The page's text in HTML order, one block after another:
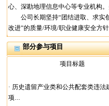
心、深勘地理信息中心等专业机构
公司长期坚持“团结进取、求实创
改进”的质量/环境/职业健康安全方
部分参与项目
项目标题
· 历史遗留产业类和公共配套类违法
项...